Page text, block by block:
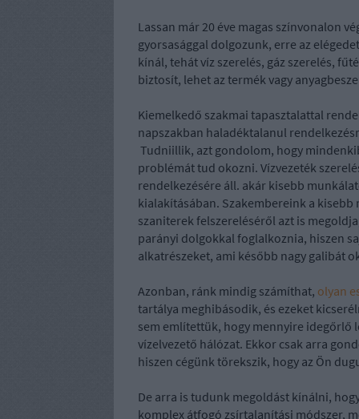
Lassan már 20 éve magas színvonalon
gyorsasággal dolgozunk, erre az
kínál, tehát víz szerelés, gáz szerelés,
biztosít, lehet az termék vagy
Kiemelkedő szakmai tapasztalattal
napszakban haladéktalanul
Tudniillik, azt gondolom, hogy
problémát tud okozni. Vízvezeték
rendelkezésére áll. akár kisebb
kialakításában. Szakembereink a kisebb
szaniterek felszereléséről azt is
parányi dolgokkal foglalkoznia, hiszen
alkatrészeket, ami később nagy galibát
Azonban, ránk mindig számíthat, olyan
tartálya meghibásodik, és ezeket
sem említettük, hogy mennyire
vízelvezető hálózat. Ekkor csak arra
hiszen cégünk törekszik, hogy az Ön
De arra is tudunk megoldást kínálni,
komplex átfogó zsírtalanítási módszer,